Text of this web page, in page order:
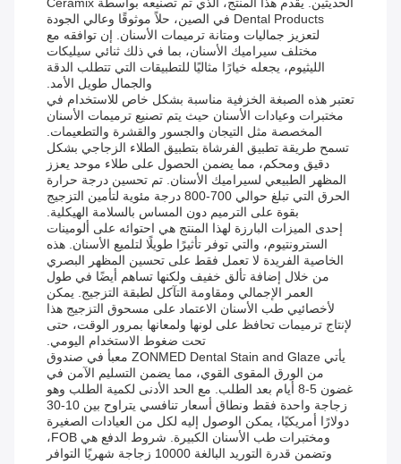
الحديثين. يقدم هذا المنتج، الذي تم تصنيعه بواسطة Ceramix
Dental Products في الصين، حلاً موثوقًا وعالي الجودة
لتعزيز جماليات ومتانة ترميمات الأسنان. إن توافقه مع
مختلف سيراميك الأسنان، بما في ذلك ثنائي سيليكات
الليثيوم، يجعله خيارًا مثاليًا للتطبيقات التي تتطلب الدقة
والجمال طويل الأمد.
تعتبر هذه الصبغة الخزفية مناسبة بشكل خاص للاستخدام في
مختبرات وعيادات الأسنان حيث يتم تصنيع ترميمات الأسنان
المخصصة مثل التيجان والجسور والقشرة والتطعيمات.
تسمح طريقة تطبيق الفرشاة بتطبيق الطلاء الزجاجي بشكل
دقيق ومحكم، مما يضمن الحصول على طلاء موحد يعزز
المظهر الطبيعي لسيراميك الأسنان. تم تحسين درجة حرارة
الحرق التي تبلغ حوالي 700-800 درجة مئوية لتأمين التزجيج
بقوة على الترميم دون المساس بالسلامة الهيكلية.
إحدى الميزات البارزة لهذا المنتج هي احتوائه على ألومينات
السترونتيوم، والتي توفر تأثيرًا طويلًا لتلميع الأسنان. هذه
الخاصية الفريدة لا تعمل فقط على تحسين المظهر البصري
من خلال إضافة تألق خفيف ولكنها تساهم أيضًا في طول
العمر الإجمالي ومقاومة التآكل لطبقة التزجيج. يمكن
لأخصائيي طب الأسنان الاعتماد على مسحوق التزجيج هذا
لإنتاج ترميمات تحافظ على لونها ولمعانها بمرور الوقت، حتى
تحت ضغوط الاستخدام اليومي.
يأتي ZONMED Dental Stain and Glaze معبأ في صندوق
من الورق المقوى القوي، مما يضمن التسليم الآمن في
غضون 5-8 أيام بعد الطلب. مع الحد الأدنى لكمية الطلب وهو
زجاجة واحدة فقط ونطاق أسعار تنافسي يتراوح بين 10-30
دولارًا أمريكيًا، يمكن الوصول إليه لكل من العيادات الصغيرة
ومختبرات طب الأسنان الكبيرة. شروط الدفع هي FOB،
وتضمن قدرة التوريد البالغة 10000 زجاجة شهريًا التوافر